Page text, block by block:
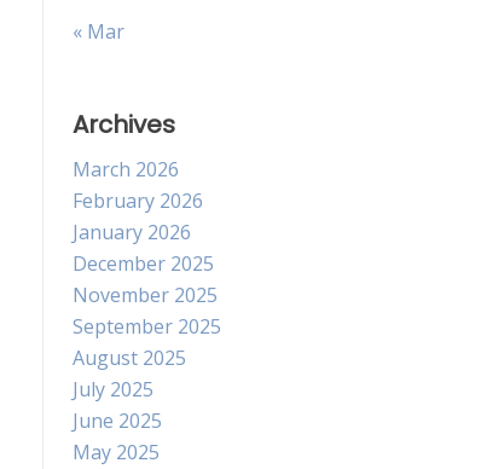
« Mar
Archives
March 2026
February 2026
January 2026
December 2025
November 2025
September 2025
August 2025
July 2025
June 2025
May 2025